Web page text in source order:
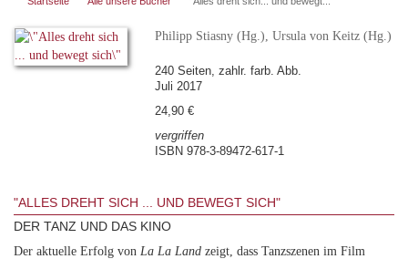
Philipp Stiasny (Hg.), Ursula von Keitz (Hg.)
240 Seiten, zahlr. farb. Abb.
Juli 2017
24,90 €
vergriffen
ISBN 978-3-89472-617-1
"ALLES DREHT SICH ... UND BEWEGT SICH"
DER TANZ UND DAS KINO
Der aktuelle Erfolg von La La Land zeigt, dass Tanzszenen im Film